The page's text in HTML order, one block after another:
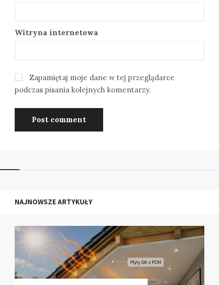
Witryna internetowa
Zapamiętaj moje dane w tej przeglądarce
podczas pisania kolejnych komentarzy.
NAJNOWSZE ARTYKUŁY